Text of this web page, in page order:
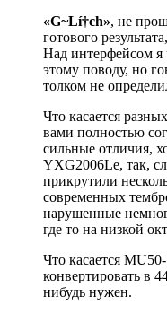
«G~Lí†ch», не
готового
Над интерфейсом я
этому поводу, но
толком не
Что касается
вами полностью
сильные отличия,
YXG2006Le, так,
прикрутили
современных
нарушенные
где то на низкой
Что касается
конвертировать в
нибудь нужен.